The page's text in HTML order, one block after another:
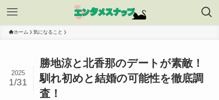
ホーム 気になること
勝地涼と北香那のデートが素敵！
馴れ初めと結婚の可能性を徹底調
査！
2025
1/31